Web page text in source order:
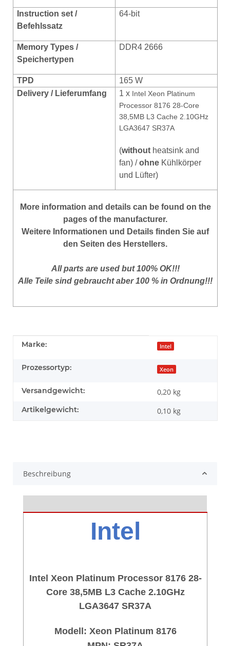
Instruction set /
Befehlssatz
64-bit
Memory Types /
Speichertypen
DDR4 2666
TPD
165 W
Delivery / Lieferumfang
1 x Intel Xeon Platinum
Processor 8176 28-Core
38,5MB L3 Cache 2.10GHz
LGA3647 SR37A
(without heatsink and
fan) /ohne Kühlkörper
und Lüfter)
More information and details can be found on the
pages of the manufacturer.
Weitere Informationen und Details finden Sie auf
den Seiten des Herstellers.
All parts are used but 100% OK!!!
Alle Teile sind gebraucht aber 100 % in Ordnung!!!
Produkteigenschaft
Wert
Marke: Intel
Prozessortyp: Xeon
Versandgewicht: 0,20 kg
Artikelgewicht: 0,10 kg
Beschreibung
Intel
Intel Xeon Platinum Processor 8176 28-
Core 38,5MB L3 Cache 2.10GHz
LGA3647 SR37A
Modell: Xeon Platinum 8176